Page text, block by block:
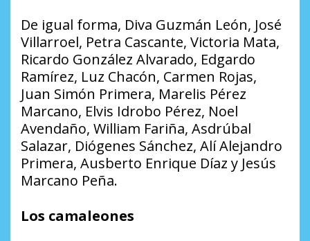
De igual forma, Diva Guzmán León, José
Villarroel, Petra Cascante, Victoria Mata,
Ricardo González Alvarado, Edgardo
Ramírez, Luz Chacón, Carmen Rojas,
Juan Simón Primera, Marelis Pérez
Marcano, Elvis Idrobo Pérez, Noel
Avendaño, William Fariña, Asdrúbal
Salazar, Diógenes Sánchez, Alí Alejandro
Primera, Ausberto Enrique Díaz y Jesús
Marcano Peña.
Los camaleones